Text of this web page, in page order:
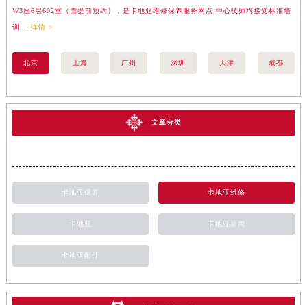
W3座6层602室（需提前预约），是卡地亚维修保养服务网点,中心技师均接受标准培
训.... 详情 >
北京 上海 广州 深圳 天津 成都
文章分类
卡地亚保养 卡地亚维修
卡地亚 卡地亚新闻
卡地亚配件